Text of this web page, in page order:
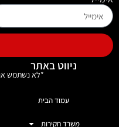
*לא נשתמש
ניווט באתר
עמוד הבית
משרד חקירות